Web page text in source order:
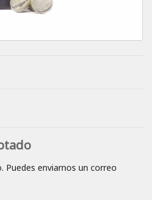
enviarnos un correo